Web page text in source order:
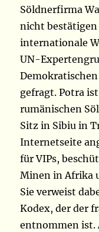
Söldnerfirma
nicht
internationale
UN-
gefragt. Potra
rumänischen
Sitz in Sibiu in
Internetseite
für VIPs,
Minen in Afrika
Sie verweist
Kodex, der der
entnommen